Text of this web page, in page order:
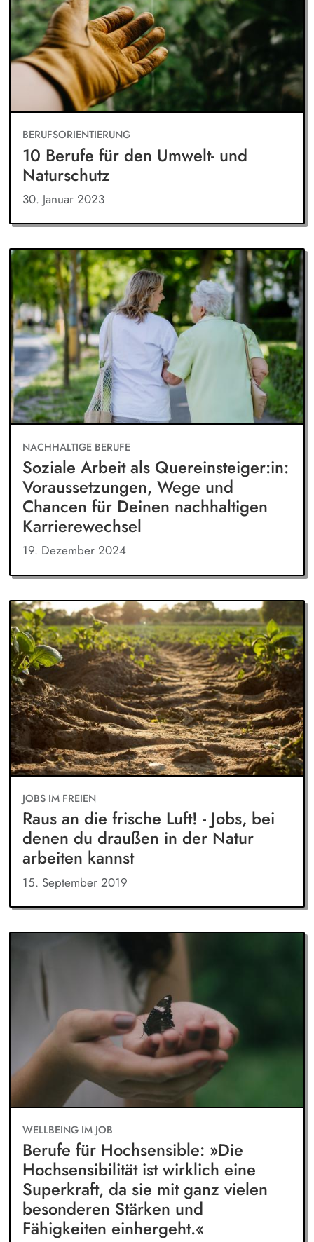
BERUFSORIENTIERUNG
10 Berufe für den Umwelt- und
Naturschutz
30. Januar 2023
NACHHALTIGE BERUFE
Soziale Arbeit als Quereinsteiger:in:
Voraussetzungen, Wege und
Chancen für Deinen nachhaltigen
Karrierewechsel
19. Dezember 2024
JOBS IM FREIEN
Raus an die frische Luft! - Jobs, bei
denen du draußen in der Natur
arbeiten kannst
15. September 2019
WELLBEING IM JOB
Berufe für Hochsensible: »Die
Hochsensibilität ist wirklich eine
Superkraft, da sie mit ganz vielen
besonderen Stärken und
Fähigkeiten einhergeht.«